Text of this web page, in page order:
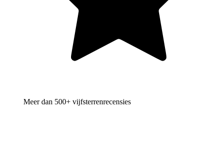
Meer dan 500+ vijfsterrenrecensies